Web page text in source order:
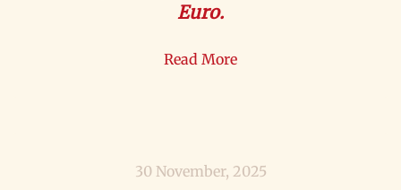
Euro.
Read More
30 November, 2025